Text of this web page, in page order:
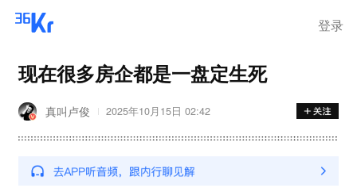
登录
现在很多房企都是一盘定生死
真叫卢俊 2025年10月15日 02:42